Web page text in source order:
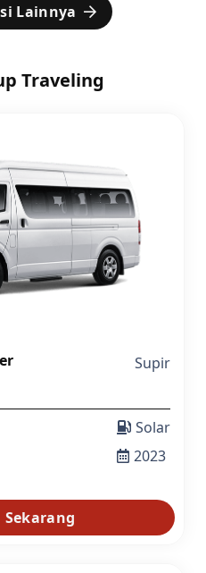
Lainnya
Traveling
Supir
Solar
2023
Sekarang